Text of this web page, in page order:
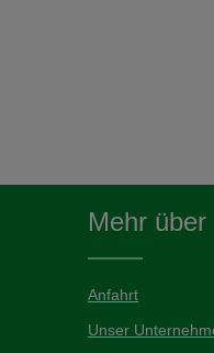
Mehr über
Anfahrt
Unser